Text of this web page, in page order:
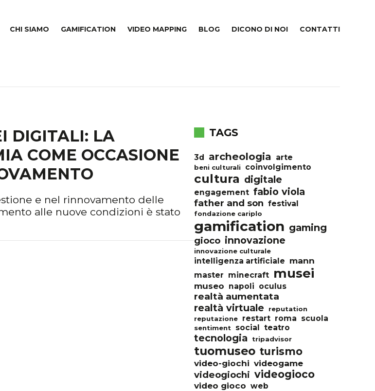
CHI SIAMO GAMIFICATION VIDEO MAPPING BLOG DICONO DI NOI CONTATTI
DIGITALI: LA
COME OCCASIONE
e nel rinnovamento delle
alle nuove condizioni è stato
TAGS
3d archeologia arte
beni culturali coinvolgimento
cultura digitale
engagement fabio viola
father and son festival
fondazione cariplo
gamification gaming
gioco innovazione
innovazione culturale
intelligenza artificiale mann
master minecraft musei
museo napoli oculus
realtà aumentata
realtà virtuale
reputation
reputazione
restart roma scuola
sentiment social teatro
tecnologia tripadvisor
tuomuseo turismo
video-giochi videogame
videogiochi videogioco
video gioco web